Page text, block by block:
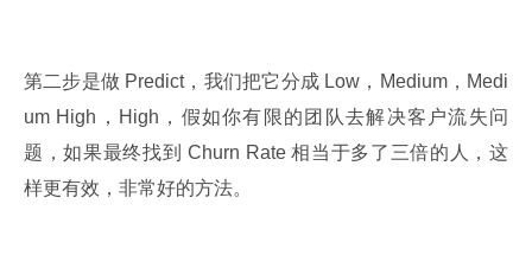
第二步是做 Predict，我们把它分成 Low，Medium，Medi
um High，High，假如你有限的团队去解决客户流失问
题，如果最终找到 Churn Rate 相当于多了三倍的人，这
样更有效，非常好的方法。